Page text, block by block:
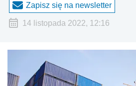
Zapisz się na newsletter
14 listopada 2022, 12:16